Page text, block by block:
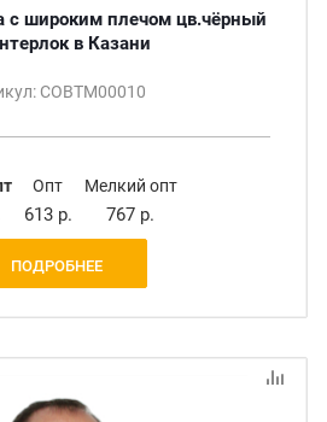
с широким плечом цв.чёрный
в Казани
СОВТМ00010
Опт
613 р.
Мелкий опт
767 р.
ПОДРОБНЕЕ